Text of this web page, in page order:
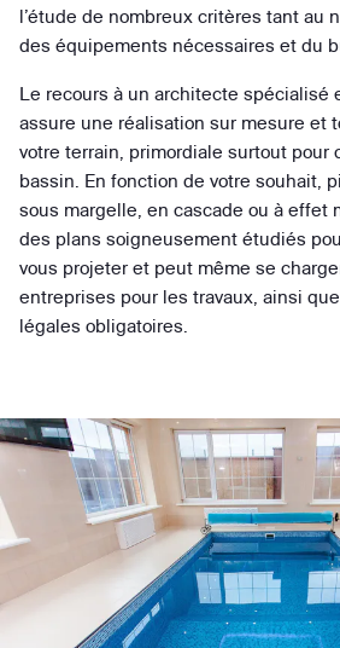
l’étude de nombreux critères tant au
des équipements nécessaires et du
Le recours à un architecte spécialisé
assure une réalisation sur mesure et
votre terrain, primordiale surtout pour
bassin. En fonction de votre souhait,
sous margelle, en cascade ou à effet
des plans soigneusement étudiés
vous projeter et peut même se
entreprises pour les travaux, ainsi
légales obligatoires.